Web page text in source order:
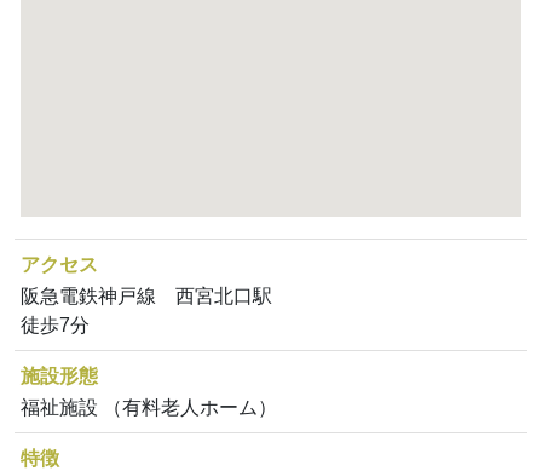
アクセス
阪急電鉄神戸線 西宮北口駅
徒歩7分
施設形態
福祉施設 （有料老人ホーム）
特徴